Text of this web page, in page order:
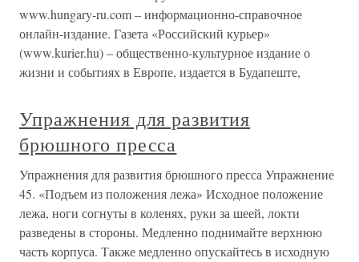
www.hungary-ru.com – информационно-справочное
онлайн-издание. Газета «Российский курьер»
(www.kurier.hu) – общественно-культурное издание о
жизни и событиях в Европе, издается в Будапеште,
Упражнения для развития
брюшного пресса
Упражнения для развития брюшного пресса Упражнение
45. «Подъем из положения лежа» Исходное положение
лежа, ноги согнуты в коленях, руки за шеей, локти
разведены в стороны. Медленно поднимайте верхнюю
часть корпуса. Также медленно опускайтесь в исходную